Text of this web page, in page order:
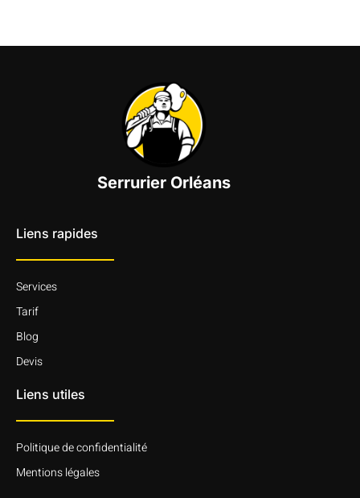
Serrurier Orléans
Liens rapides
Services
Tarif
Blog
Devis
Liens utiles
Politique de confidentialité
Mentions légales